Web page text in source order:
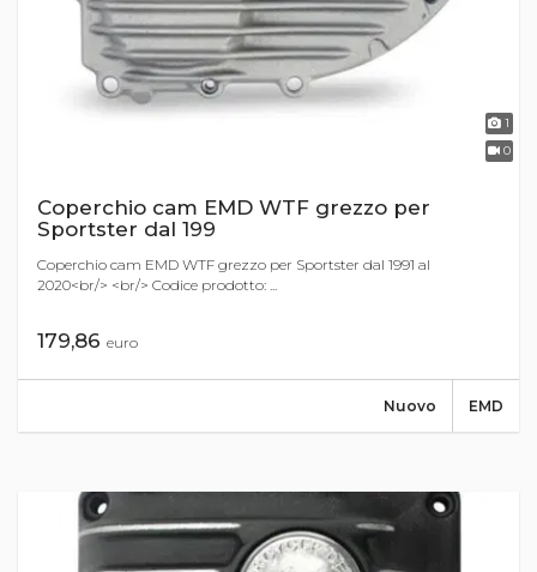
1
0
Coperchio cam EMD WTF grezzo per
Sportster dal 199
Coperchio cam EMD WTF grezzo per Sportster dal 1991 al
2020<br/> <br/> Codice prodotto: ...
179,86 euro
EMD
Nuovo